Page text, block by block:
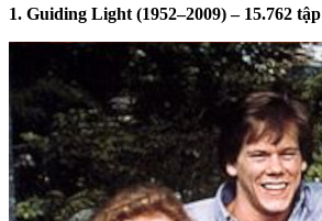
1. Guiding Light (1952–2009) – 15.762 tập